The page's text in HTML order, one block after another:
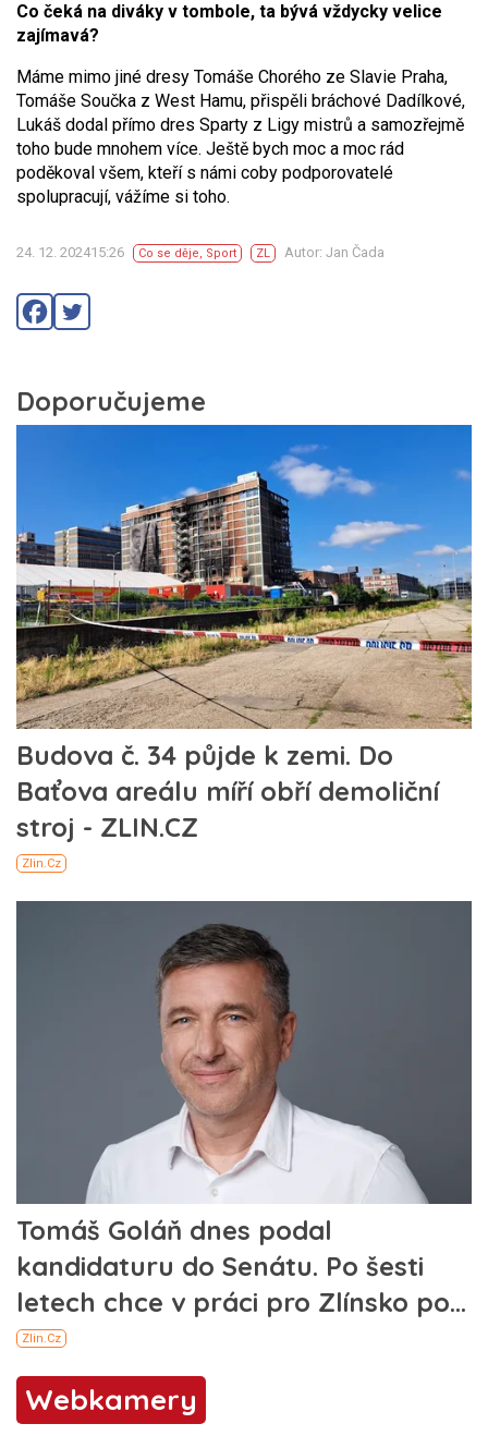
Co čeká na diváky v tombole, ta bývá vždycky velice
zajímavá?
Máme mimo jiné dresy Tomáše Chorého ze Slavie Praha,
Tomáše Součka z West Hamu, přispěli bráchové Dadílkové,
Lukáš dodal přímo dres Sparty z Ligy mistrů a samozřejmě
toho bude mnohem více. Ještě bych moc a moc rád
poděkoval všem, kteří s námi coby podporovatelé
spolupracují, vážíme si toho.
24. 12. 202415:26 Co se děje, Sport ZL Autor: Jan Čada
Webkamery